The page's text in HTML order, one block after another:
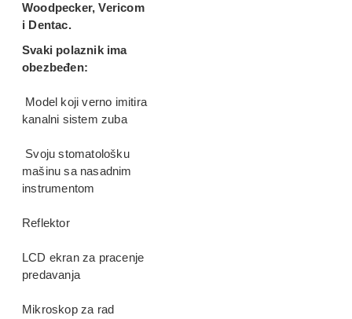
Woodpecker, Vericom
i Dentac.
Svaki polaznik ima
obezbeđen:
Model koji verno imitira
kanalni sistem zuba
Svoju stomatološku
mašinu sa nasadnim
instrumentom
Reflektor
LCD ekran za pracenje
predavanja
Mikroskop za rad